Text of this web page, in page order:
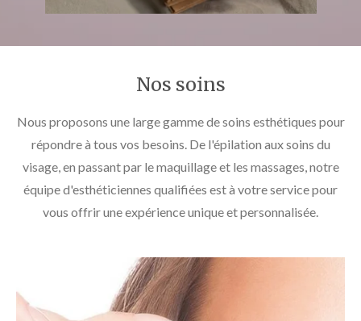
Nos soins
Nous proposons une large gamme de soins esthétiques pour
répondre à tous vos besoins. De l'épilation aux soins du
visage, en passant par le maquillage et les massages, notre
équipe d'esthéticiennes qualifiées est à votre service pour
vous offrir une expérience unique et personnalisée.